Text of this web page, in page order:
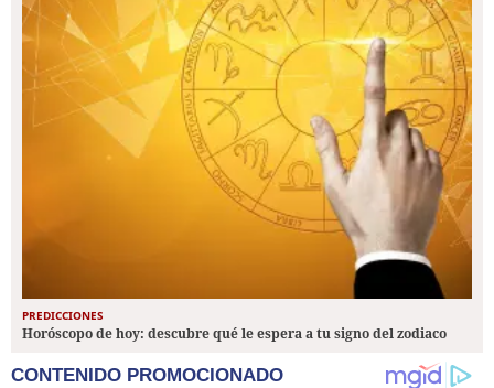
PREDICCIONES
Horóscopo de hoy: descubre qué le espera a tu signo del zodiaco
CONTENIDO PROMOCIONADO